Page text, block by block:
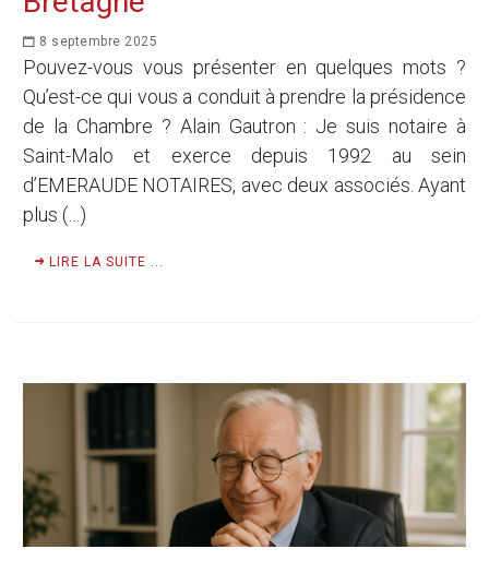
8 septembre 2025
Pouvez-vous vous présenter en quelques mots ?
Qu’est-ce qui vous a conduit à prendre la présidence
de la Chambre ? Alain Gautron : Je suis notaire à
Saint-Malo et exerce depuis 1992 au sein
d’EMERAUDE NOTAIRES, avec deux associés. Ayant
plus (…)
LIRE LA SUITE ...